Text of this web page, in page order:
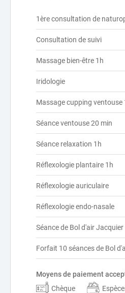
1ère consultation de
Consultation de suivi
Massage bien-être 1h
Iridologie
Massage cupping ventouse
Séance ventouse 20 min
Séance relaxation 1h
Réflexologie plantaire 1h
Réflexologie auriculaire
Réflexologie endo-nasale
Séance de Bol d'air Jacquier
Forfait 10 séances de Bol
Moyens de paiement
Chèque